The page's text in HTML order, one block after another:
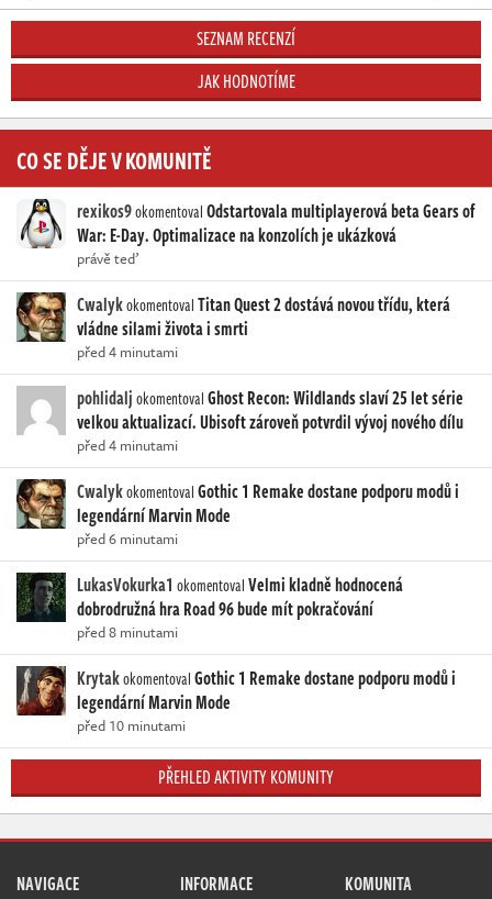
SEZNAM RECENZÍ
JAK HODNOTÍME
CO SE DĚJE V KOMUNITĚ
rexikos9okomentovalOdstartovala multiplayerová beta Gears of
War: E-Day. Optimalizace na konzolích je ukázková
právě teď
CwalykokomentovalTitan Quest 2 dostává novou třídu, která
vládne silami života i smrti
před 4 minutami
pohlidaljokomentovalGhost Recon: Wildlands slaví 25 let série
velkou aktualizací. Ubisoft zároveň potvrdil vývoj nového dílu
před 4 minutami
CwalykokomentovalGothic 1 Remake dostane podporu modů i
legendární Marvin Mode
před 6 minutami
LukasVokurka1 okomentovalVelmi kladně hodnocená
dobrodružná hra Road 96 bude mít pokračování
před 8 minutami
KrytakokomentovalGothic 1 Remake dostane podporu modů i
legendární Marvin Mode
před 10 minutami
PŘEHLED AKTIVITY KOMUNITY
NAVIGACE INFORMACE KOMUNITA